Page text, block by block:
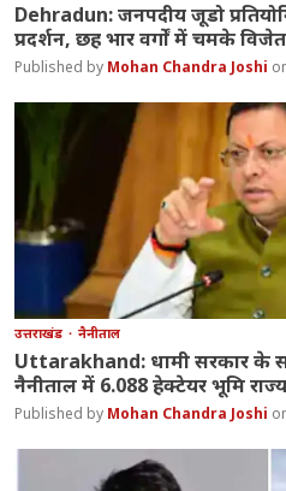
Dehradun: जनपदीय जूडो
प्रदर्शन, छह भार वर्गों में चमके
Mohan Chandra Joshi
उत्तराखंड नैनीताल
Uttarakhand: धामी सरकार के
नैनीताल में 6.088 हेक्टेयर भूमि
Mohan Chandra Joshi